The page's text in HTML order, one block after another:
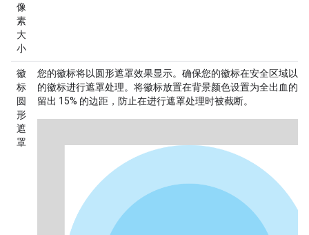
像
素
大
小
徽
标
圆
形
遮
罩
您的徽标将以圆形遮罩效果显示。确保您的徽标在安全区域以
的徽标进行遮罩处理。将徽标放置在背景颜色设置为全出血的
留出 15% 的边距，防止在进行遮罩处理时被截断。